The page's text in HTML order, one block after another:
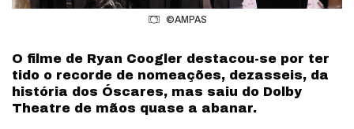
©AMPAS
O filme de Ryan Coogler destacou-se por ter
tido o recorde de nomeações, dezasseis, da
história dos Óscares, mas saiu do Dolby
Theatre de mãos quase a abanar.